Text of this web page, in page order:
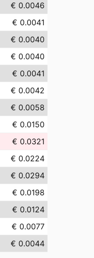
€ 0.0046
€ 0.0041
€ 0.0040
€ 0.0040
€ 0.0041
€ 0.0042
€ 0.0058
€ 0.0150
€ 0.0321
€ 0.0224
€ 0.0294
€ 0.0198
€ 0.0124
€ 0.0077
€ 0.0044